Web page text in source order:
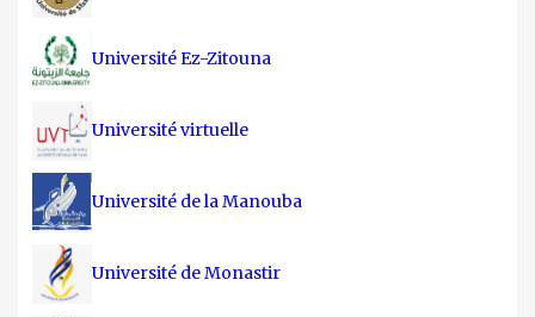
Université Ez-Zitouna
Université virtuelle
Université de la Manouba
Université de Monastir